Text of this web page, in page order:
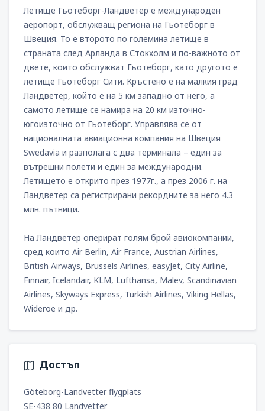
ОтСофия, Летище София (SOF)
398 EUR
Летище Гьотеборг-Ландветер е международен
аеропорт, обслужващ региона на Гьотеборг в
Швеция. То е второто по големина летище в
страната след Арланда в Стокхолм и по-важното от
двете, които обслужват Гьотеборг, като другото е
летище Гьотеборг Сити. Кръстено е на малкия град
Ландветер, който е на 5 км западно от него, а
самото летище се намира на 20 км източно-
югоизточно от Гьотеборг. Управлява се от
националната авиационна компания на Швеция
Swedavia и разполага с два терминала – един за
вътрешни полети и един за международни.
Летището е открито през 1977г., а през 2006 г. на
Ландветер са регистрирани рекордните за него 4.3
млн. пътници.
На Ландветер оперират голям брой авиокомпании,
сред които Air Berlin, Air France, Austrian Airlines,
British Airways, Brussels Airlines, easyJet, City Airline,
Finnair, Icelandair, KLM, Lufthansa, Malev, Scandinavian
Airlines, Skyways Express, Turkish Airlines, Viking Hellas,
Wideroe и др.
Достъп
Göteborg-Landvetter flygplats
SE-438 80 Landvetter